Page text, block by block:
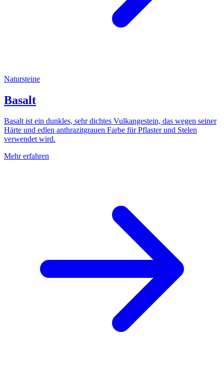
Natursteine
Basalt
Basalt ist ein dunkles, sehr dichtes Vulkangestein, das wegen seiner
Härte und edlen anthrazitgrauen Farbe für Pflaster und Stelen
verwendet wird.
Mehr erfahren